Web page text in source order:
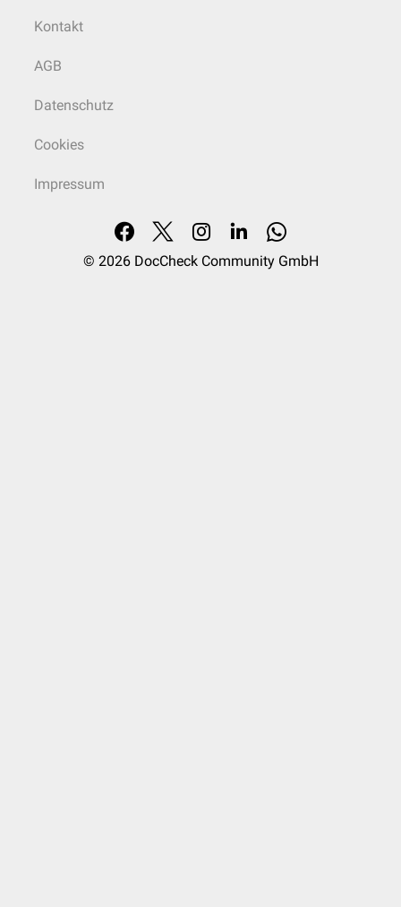
Kontakt
AGB
Datenschutz
Cookies
Impressum
© 2026 DocCheck Community GmbH